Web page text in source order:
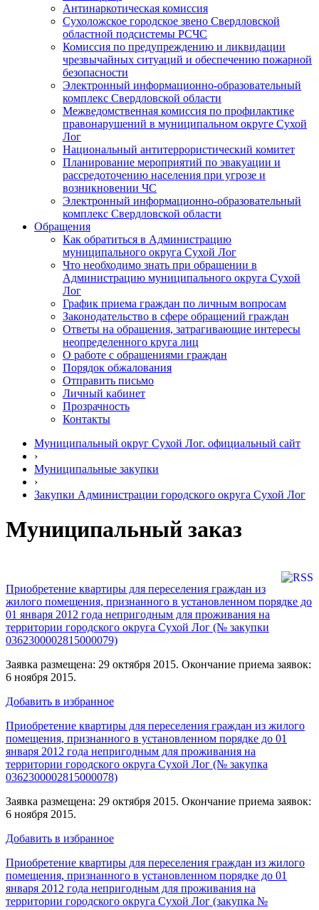
Антинаркотическая комиссия
Сухоложское городское звено Свердловской
областной подсистемы РСЧС
Комиссия по предупреждению и ликвидации
чрезвычайных ситуаций и обеспечению пожарной
безопасности
Электронный информационно-образовательный
комплекс Cвердловской области
Межведомственная комиссия по профилактике
правонарушений в муниципальном округе Сухой
Лог
Национальный антитеррористический комитет
Планирование мероприятий по эвакуации и
рассредоточению населения при угрозе и
возникновении ЧС
Электронный информационно-образовательный
комплекс Свердловской области
Обращения
Как обратиться в Администрацию
муниципального округа Сухой Лог
Что необходимо знать при обращении в
Администрацию муниципального округа Сухой
Лог
График приема граждан по личным вопросам
Законодательство в сфере обращений граждан
Ответы на обращения, затрагивающие интересы
неопределенного круга лиц
О работе с обращениями граждан
Порядок обжалования
Отправить письмо
Личный кабинет
Прозрачность
Контакты
Муниципальный округ Сухой Лог. официальный сайт
›
Муниципальные закупки
›
Закупки Администрации городского округа Сухой Лог
Муниципальный заказ
Приобретение квартиры для переселения граждан из
жилого помещения, признанного в установленном порядке до
01 января 2012 года непригодным для проживания на
территории городского округа Сухой Лог (№ закупки
0362300002815000079)
Заявка размещена: 29 октября 2015. Окончание приема заявок:
6 ноября 2015.
Добавить в избранное
Приобретение квартиры для переселения граждан из жилого
помещения, признанного в установленном порядке до 01
января 2012 года непригодным для проживания на
территории городского округа Сухой Лог (№ закупка
0362300002815000078)
Заявка размещена: 29 октября 2015. Окончание приема заявок:
6 ноября 2015.
Добавить в избранное
Приобретение квартиры для переселения граждан из жилого
помещения, признанного в установленном порядке до 01
января 2012 года непригодным для проживания на
территории городского округа Сухой Лог (закупка №